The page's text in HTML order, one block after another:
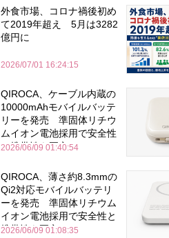
外食市場、コロナ禍後初め
て2019年超え 5月は3282
億円に
2026/07/01 16:24:15
QIROCA、ケーブル内蔵の
10000mAhモバイルバッテ
リーを発売 準固体リチウ
ムイオン電池採用で安全性
と携帯性を両立
2026/06/09 01:40:54
QIROCA、薄さ約8.3mmの
Qi2対応モバイルバッテリ
ーを発売 準固体リチウム
イオン電池採用で安全性と
携帯性を両立
2026/06/09 01:08:35